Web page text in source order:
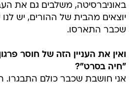
באוניברסיטה, משלבים גם את
יוצאים מהבית של ההורים, יש
שכבר התארסו.
ואין את העניין הזה של חוסר
"חיה בסרט"?
אני חושבת שכבר כולם התבגרו.